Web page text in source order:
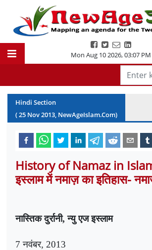
Mon Aug 10 2026,03:07 PM
Hindi Section
(25 Nov2013, NewAgeIslam.Com)
History of Namaz in
इस्लाम में नमाज़ का इतिहास-
नास्तिक दुर्रानी,न्यु एज इस्लाम
7 नवंबर, 2013